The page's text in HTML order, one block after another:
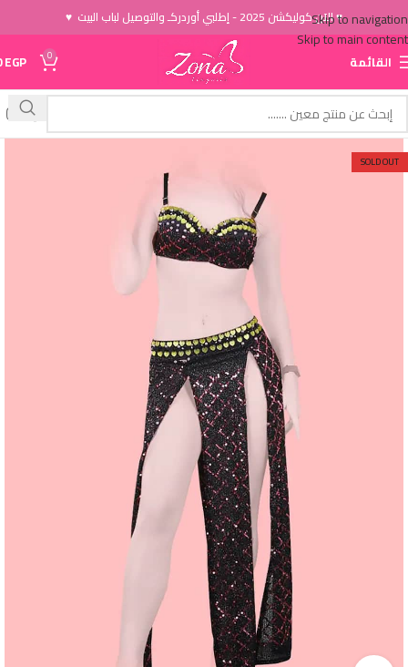
Skip to navigation
Skip to main content
♥ الاَن كوليكشن 2025 - إطلبي أوردركـ والتوصيل لباب البيت ♥
القائمة 0
EGP
SOLD OUT